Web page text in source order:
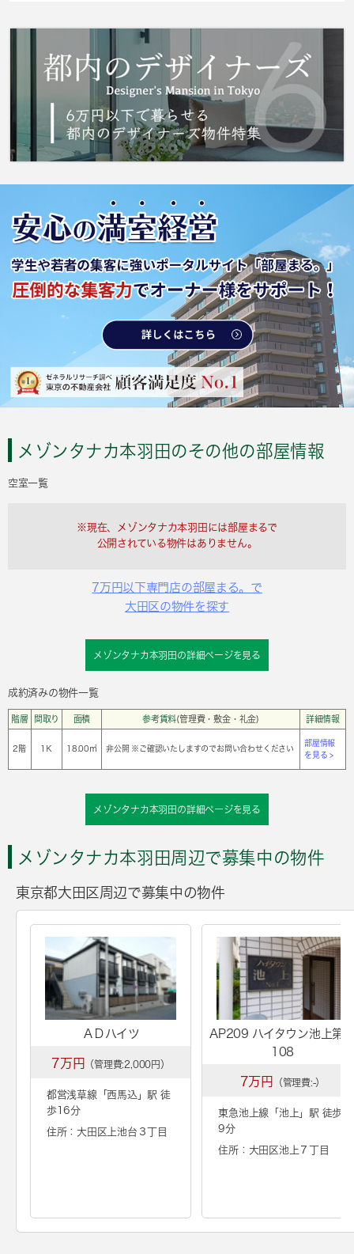
の事から入居日時までなんでも承ります。賃貸
方は、ぜひ当社にお任せ下さい。数多くの物件
情報を取り扱っているので、生活スタイルに適
した物件をご紹介いたします。
メゾンタナカ本羽田のその他の部屋情報
空室一覧
※現在、メゾンタナカ本羽田には部屋まるで
公開されている物件はありません。
7万円以下専門店の部屋まる。で
大田区の物件を探す
メゾンタナカ本羽田の詳細ページを見る
成約済みの物件一覧
階層 間取り 面積 参考賃料(管理費・敷金・礼金) 詳細情報
2階 1Ｋ 18.00㎡ 非公開 ※ご確認いたしますのでお問い合わせください
部屋情報
を見る >
メゾンタナカ本羽田の詳細ページを見る
メゾンタナカ本羽田周辺で募集中の物件
東京都大田区周辺で募集中の物件
ＡＤハイツ
7万円 （管理費:2,000円）
都営浅草線「西馬込 」駅 徒
歩16分
住所：大田区上池台３丁目
AP209 ハイタウン池上第
108
7万円 （管理費:-）
東急池上線「 池上 」駅 徒歩
9分
住所：大田区池上７丁目